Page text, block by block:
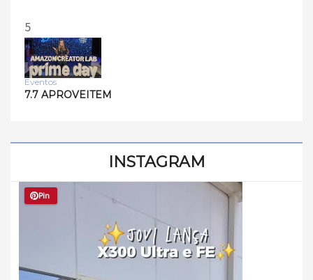
5
Eventos
7.7 APROVEITEM
INSTAGRAM
Pin